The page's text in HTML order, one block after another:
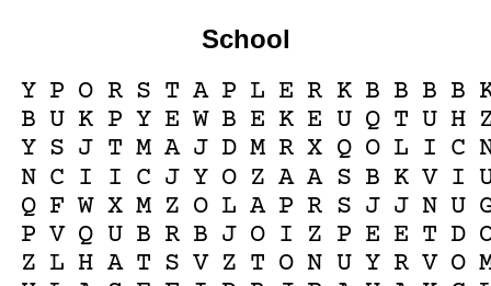
School
Y P O R S T A P L E R K B B B B
B U K P Y E W B E K E U Q T U H
Y S J T M A J D M R X Q O L I C
N C I I C J Y O Z A A S B K V I
Q F W X M Z O L A P R S J J N U
P V Q U B R B J O I Z P E E T D
Z L H A T S V Z T O N U Y R V O